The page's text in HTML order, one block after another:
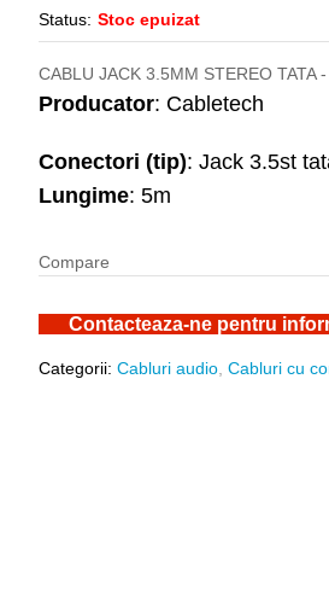
Status: Stoc epuizat
CABLU JACK 3.5MM STEREO TATA
Producator: Cabletech
Conectori (tip): Jack 3.5st
Lungime: 5m
Compare
Contacteaza-ne pentru
Categorii:Cabluri audio ,Cabluri cu